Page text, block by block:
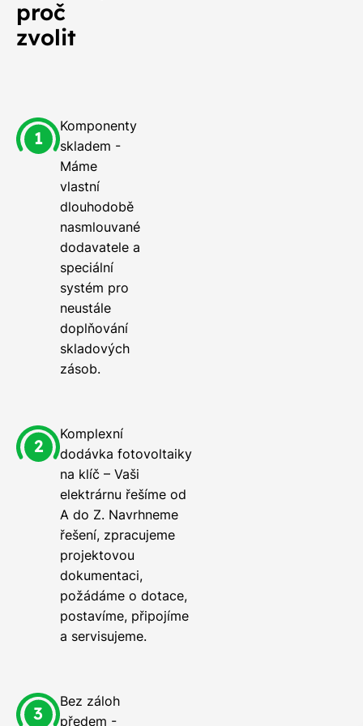
proč
zvolit
Komponenty
skladem -
Máme
vlastní
dlouhodobě
nasmlouvané
dodavatele a
speciální
systém pro
neustále
doplňování
skladových
zásob.
Komplexní
dodávka fotovoltaiky
na klíč – Vaši
elektrárnu řešíme od
A do Z. Navrhneme
řešení, zpracujeme
projektovou
dokumentaci,
požádáme o dotace,
postavíme, připojíme
a servisujeme.
Bez záloh
předem -